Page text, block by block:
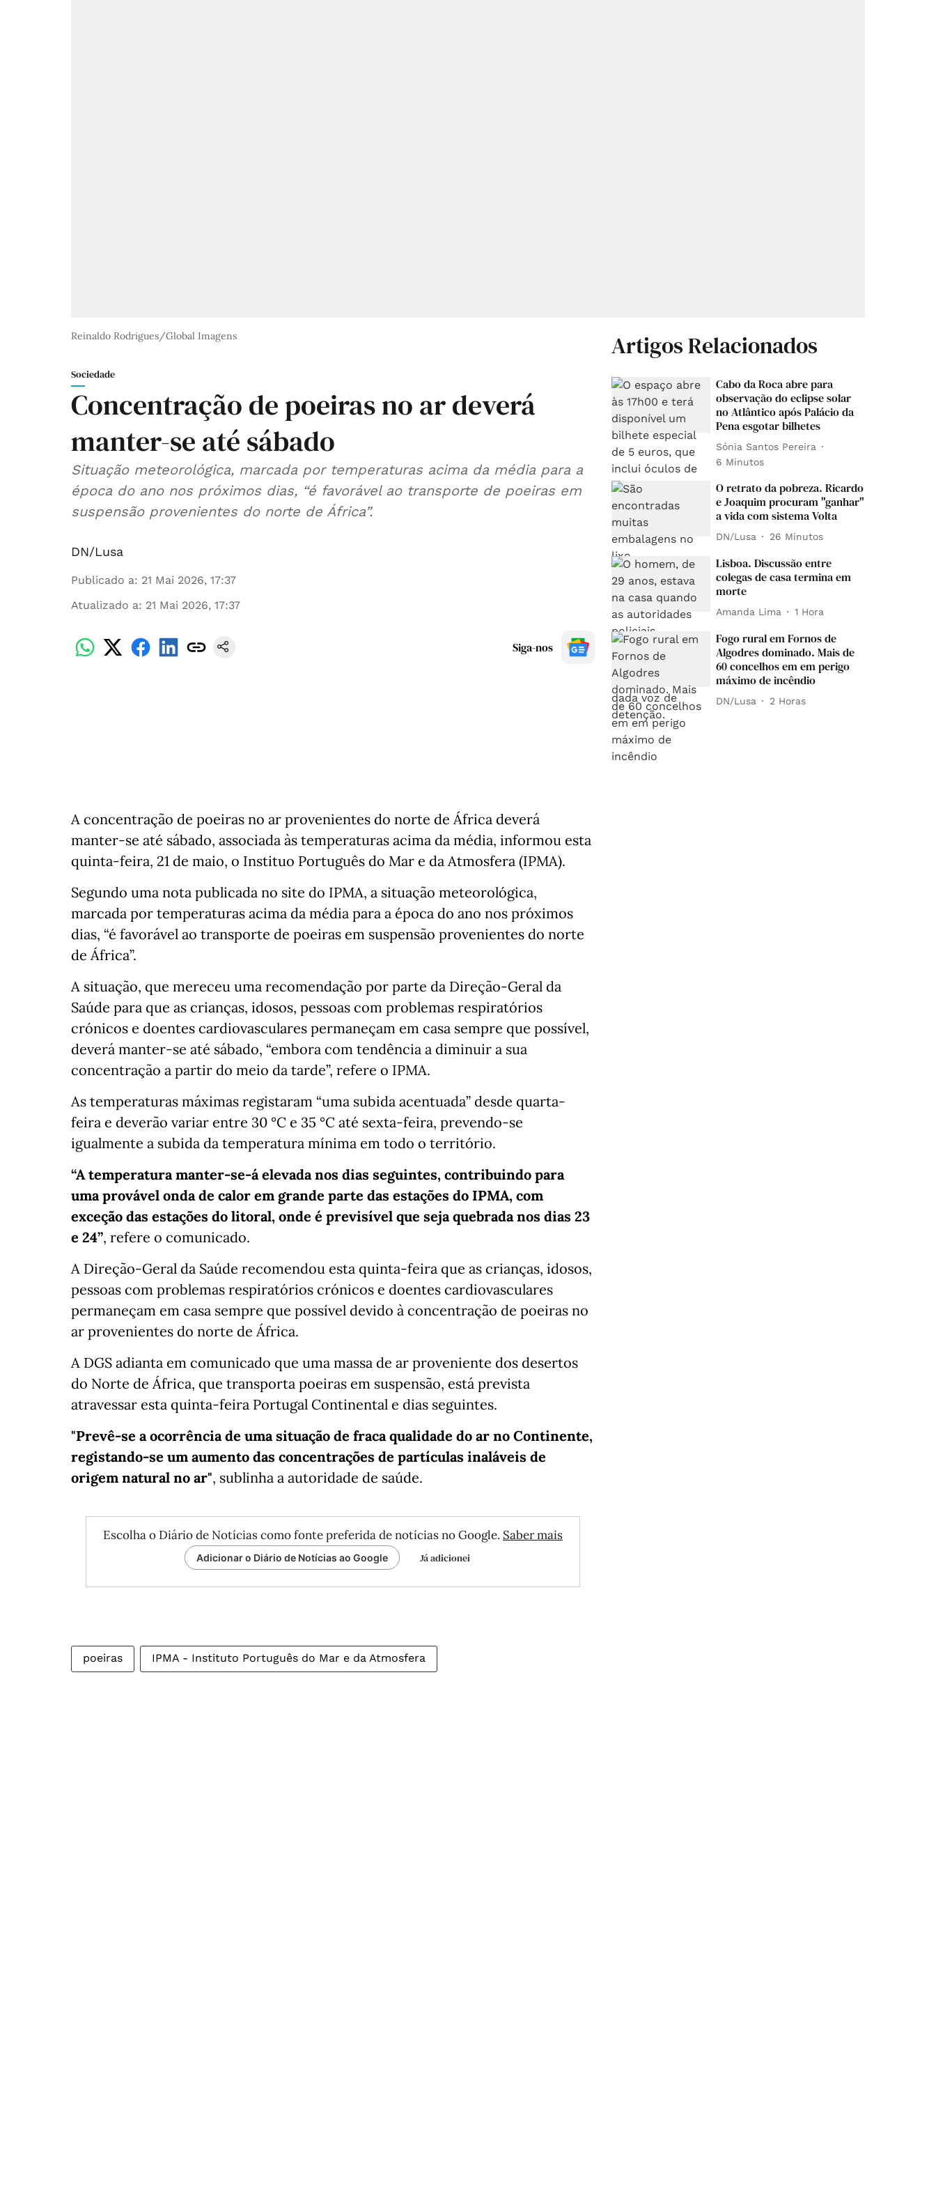
Reinaldo Rodrigues/Global Imagens
Sociedade
Concentração de poeiras no ar deverá
manter-se até sábado
Situação meteorológica, marcada por temperaturas acima da média para a
época do ano nos próximos dias, “é favorável ao transporte de poeiras em
suspensão provenientes do norte de África”.
DN/Lusa
Publicado a: 21 Mai 2026, 17:37
Atualizado a: 21 Mai 2026, 17:37
Siga-nos
A concentração de poeiras no ar provenientes do norte de África deverá
manter-se até sábado, associada às temperaturas acima da média, informou esta
quinta-feira, 21 de maio, o Instituo Português do Mar e da Atmosfera (IPMA).
Segundo uma nota publicada no site do IPMA, a situação meteorológica,
marcada por temperaturas acima da média para a época do ano nos próximos
dias, “é favorável ao transporte de poeiras em suspensão provenientes do norte
de África”.
A situação, que mereceu uma recomendação por parte da Direção-Geral da
Saúde para que as crianças, idosos, pessoas com problemas respiratórios
crónicos e doentes cardiovasculares permaneçam em casa sempre que possível,
deverá manter-se até sábado, “embora com tendência a diminuir a sua
concentração a partir do meio da tarde”, refere o IPMA.
As temperaturas máximas registaram “uma subida acentuada” desde quarta-
feira e deverão variar entre 30 °C e 35 °C até sexta-feira, prevendo-se
igualmente a subida da temperatura mínima em todo o território.
“A temperatura manter-se-á elevada nos dias seguintes, contribuindo para
uma provável onda de calor em grande parte das estações do IPMA, com
exceção das estações do litoral, onde é previsível que seja quebrada nos dias 23
e 24”, refere o comunicado.
A Direção-Geral da Saúde recomendou esta quinta-feira que as crianças, idosos,
pessoas com problemas respiratórios crónicos e doentes cardiovasculares
permaneçam em casa sempre que possível devido à concentração de poeiras no
ar provenientes do norte de África.
A DGS adianta em comunicado que uma massa de ar proveniente dos desertos
do Norte de África, que transporta poeiras em suspensão, está prevista
atravessar esta quinta-feira Portugal Continental e dias seguintes.
"Prevê-se a ocorrência de uma situação de fraca qualidade do ar no Continente,
registando-se um aumento das concentrações de partículas inaláveis de
origem natural no ar", sublinha a autoridade de saúde.
Escolha o Diário de Notícias como fonte preferida de notícias no Google. Saber mais
Adicionar o Diário de Notícias ao Google Já adicionei
poeiras IPMA - Instituto Português do Mar e da Atmosfera
Artigos Relacionados
Cabo da Roca abre para
observação do eclipse solar
no Atlântico após Palácio da
Pena esgotar bilhetes
Sónia Santos Pereira
6 Minutos
O retrato da pobreza. Ricardo
e Joaquim procuram "ganhar"
a vida com sistema Volta
DN/Lusa 26 Minutos
Lisboa. Discussão entre
colegas de casa termina em
morte
Amanda Lima 1 Hora
Fogo rural em Fornos de
Algodres dominado. Mais de
60 concelhos em em perigo
máximo de incêndio
DN/Lusa 2 Horas